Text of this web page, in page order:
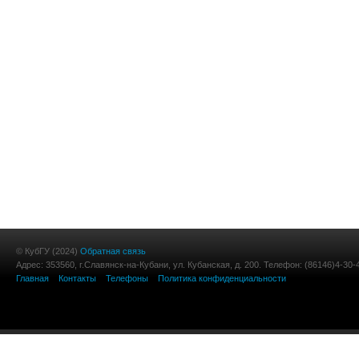
© КубГУ (2024) Обратная связь
Адрес: 353560, г.Славянск-на-Кубани, ул. Кубанская, д. 200. Телефон: (86146)4-30-
Главная
Контакты Телефоны Политика конфиденциальности